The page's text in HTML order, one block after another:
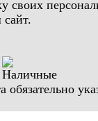
своих
обязательно